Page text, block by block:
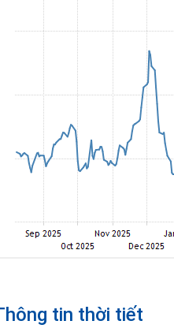
tin thời tiết